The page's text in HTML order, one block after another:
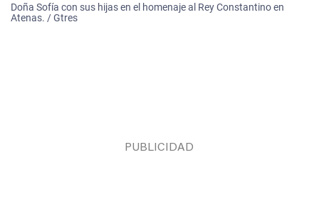
Doña Sofía con sus hijas en el homenaje al Rey Constantino en
Atenas. / Gtres